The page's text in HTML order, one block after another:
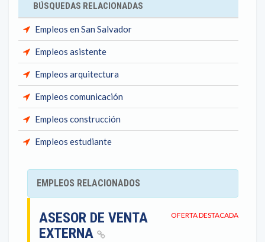
BÚSQUEDAS RELACIONADAS
Empleos en San Salvador
Empleos asistente
Empleos arquitectura
Empleos comunicación
Empleos construcción
Empleos estudiante
EMPLEOS RELACIONADOS
OFERTA DESTACADA
ASESOR DE VENTA
EXTERNA